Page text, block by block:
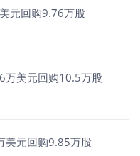
元回购9.76万股
万美元回购10.5万股
美元回购9.85万股